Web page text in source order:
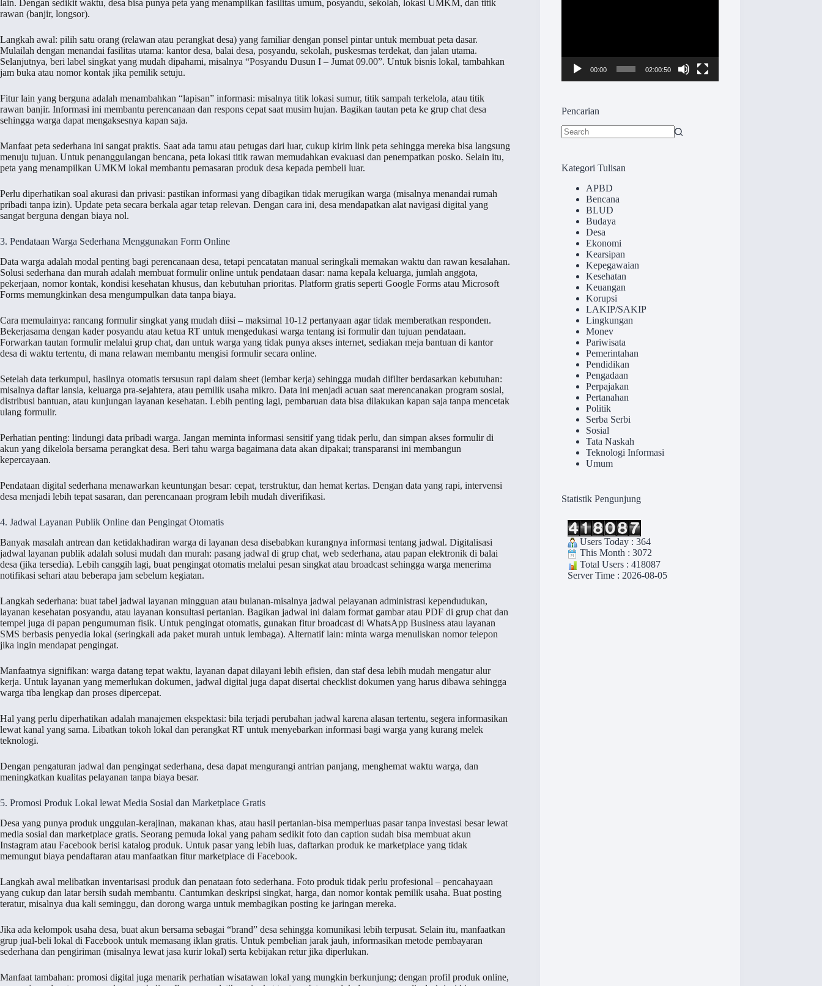
lain. Dengan sedikit waktu, desa bisa punya peta yang menampilkan fasilitas umum, posyandu, sekolah, lokasi UMKM, dan titik
rawan (banjir, longsor).
Langkah awal: pilih satu orang (relawan atau perangkat desa) yang familiar dengan ponsel pintar untuk membuat peta dasar.
Mulailah dengan menandai fasilitas utama: kantor desa, balai desa, posyandu, sekolah, puskesmas terdekat, dan jalan utama.
Selanjutnya, beri label singkat yang mudah dipahami, misalnya “Posyandu Dusun I – Jumat 09.00”. Untuk bisnis lokal, tambahkan
jam buka atau nomor kontak jika pemilik setuju.
Fitur lain yang berguna adalah menambahkan “lapisan” informasi: misalnya titik lokasi sumur, titik sampah terkelola, atau titik
rawan banjir. Informasi ini membantu perencanaan dan respons cepat saat musim hujan. Bagikan tautan peta ke grup chat desa
sehingga warga dapat mengaksesnya kapan saja.
Manfaat peta sederhana ini sangat praktis. Saat ada tamu atau petugas dari luar, cukup kirim link peta sehingga mereka bisa langsung
menuju tujuan. Untuk penanggulangan bencana, peta lokasi titik rawan memudahkan evakuasi dan penempatkan posko. Selain itu,
peta yang menampilkan UMKM lokal membantu pemasaran produk desa kepada pembeli luar.
Perlu diperhatikan soal akurasi dan privasi: pastikan informasi yang dibagikan tidak merugikan warga (misalnya menandai rumah
pribadi tanpa izin). Update peta secara berkala agar tetap relevan. Dengan cara ini, desa mendapatkan alat navigasi digital yang
sangat berguna dengan biaya nol.
3. Pendataan Warga Sederhana Menggunakan Form Online
Data warga adalah modal penting bagi perencanaan desa, tetapi pencatatan manual seringkali memakan waktu dan rawan kesalahan.
Solusi sederhana dan murah adalah membuat formulir online untuk pendataan dasar: nama kepala keluarga, jumlah anggota,
pekerjaan, nomor kontak, kondisi kesehatan khusus, dan kebutuhan prioritas. Platform gratis seperti Google Forms atau Microsoft
Forms memungkinkan desa mengumpulkan data tanpa biaya.
Cara memulainya: rancang formulir singkat yang mudah diisi – maksimal 10-12 pertanyaan agar tidak memberatkan responden.
Bekerjasama dengan kader posyandu atau ketua RT untuk mengedukasi warga tentang isi formulir dan tujuan pendataan.
Forwarkan tautan formulir melalui grup chat, dan untuk warga yang tidak punya akses internet, sediakan meja bantuan di kantor
desa di waktu tertentu, di mana relawan membantu mengisi formulir secara online.
Setelah data terkumpul, hasilnya otomatis tersusun rapi dalam sheet (lembar kerja) sehingga mudah difilter berdasarkan kebutuhan:
misalnya daftar lansia, keluarga pra-sejahtera, atau pemilik usaha mikro. Data ini menjadi acuan saat merencanakan program sosial,
distribusi bantuan, atau kunjungan layanan kesehatan. Lebih penting lagi, pembaruan data bisa dilakukan kapan saja tanpa mencetak
ulang formulir.
Perhatian penting: lindungi data pribadi warga. Jangan meminta informasi sensitif yang tidak perlu, dan simpan akses formulir di
akun yang dikelola bersama perangkat desa. Beri tahu warga bagaimana data akan dipakai; transparansi ini membangun
kepercayaan.
Pendataan digital sederhana menawarkan keuntungan besar: cepat, terstruktur, dan hemat kertas. Dengan data yang rapi, intervensi
desa menjadi lebih tepat sasaran, dan perencanaan program lebih mudah diverifikasi.
4. Jadwal Layanan Publik Online dan Pengingat Otomatis
Banyak masalah antrean dan ketidakhadiran warga di layanan desa disebabkan kurangnya informasi tentang jadwal. Digitalisasi
jadwal layanan publik adalah solusi mudah dan murah: pasang jadwal di grup chat, web sederhana, atau papan elektronik di balai
desa (jika tersedia). Lebih canggih lagi, buat pengingat otomatis melalui pesan singkat atau broadcast sehingga warga menerima
notifikasi sehari atau beberapa jam sebelum kegiatan.
Langkah sederhana: buat tabel jadwal layanan mingguan atau bulanan-misalnya jadwal pelayanan administrasi kependudukan,
layanan kesehatan posyandu, atau layanan konsultasi pertanian. Bagikan jadwal ini dalam format gambar atau PDF di grup chat dan
tempel juga di papan pengumuman fisik. Untuk pengingat otomatis, gunakan fitur broadcast di WhatsApp Business atau layanan
SMS berbasis penyedia lokal (seringkali ada paket murah untuk lembaga). Alternatif lain: minta warga menuliskan nomor telepon
jika ingin mendapat pengingat.
Manfaatnya signifikan: warga datang tepat waktu, layanan dapat dilayani lebih efisien, dan staf desa lebih mudah mengatur alur
kerja. Untuk layanan yang memerlukan dokumen, jadwal digital juga dapat disertai checklist dokumen yang harus dibawa sehingga
warga tiba lengkap dan proses dipercepat.
Hal yang perlu diperhatikan adalah manajemen ekspektasi: bila terjadi perubahan jadwal karena alasan tertentu, segera informasikan
lewat kanal yang sama. Libatkan tokoh lokal dan perangkat RT untuk menyebarkan informasi bagi warga yang kurang melek
teknologi.
Dengan pengaturan jadwal dan pengingat sederhana, desa dapat mengurangi antrian panjang, menghemat waktu warga, dan
meningkatkan kualitas pelayanan tanpa biaya besar.
5. Promosi Produk Lokal lewat Media Sosial dan Marketplace Gratis
Desa yang punya produk unggulan-kerajinan, makanan khas, atau hasil pertanian-bisa memperluas pasar tanpa investasi besar lewat
media sosial dan marketplace gratis. Seorang pemuda lokal yang paham sedikit foto dan caption sudah bisa membuat akun
Instagram atau Facebook berisi katalog produk. Untuk pasar yang lebih luas, daftarkan produk ke marketplace yang tidak
memungut biaya pendaftaran atau manfaatkan fitur marketplace di Facebook.
Langkah awal melibatkan inventarisasi produk dan penataan foto sederhana. Foto produk tidak perlu profesional – pencahayaan
yang cukup dan latar bersih sudah membantu. Cantumkan deskripsi singkat, harga, dan nomor kontak pemilik usaha. Buat posting
teratur, misalnya dua kali seminggu, dan dorong warga untuk membagikan posting ke jaringan mereka.
Jika ada kelompok usaha desa, buat akun bersama sebagai “brand” desa sehingga komunikasi lebih terpusat. Selain itu, manfaatkan
grup jual-beli lokal di Facebook untuk memasang iklan gratis. Untuk pembelian jarak jauh, informasikan metode pembayaran
sederhana dan pengiriman (misalnya lewat jasa kurir lokal) serta kebijakan retur jika diperlukan.
Manfaat tambahan: promosi digital juga menarik perhatian wisatawan lokal yang mungkin berkunjung; dengan profil produk online,
00:00 02:00:50
Pencarian
Kategori Tulisan
APBD
Bencana
BLUD
Budaya
Desa
Ekonomi
Kearsipan
Kepegawaian
Kesehatan
Keuangan
Korupsi
LAKIP/SAKIP
Lingkungan
Monev
Pariwisata
Pemerintahan
Pendidikan
Pengadaan
Perpajakan
Pertanahan
Politik
Serba Serbi
Sosial
Tata Naskah
Teknologi Informasi
Umum
Statistik Pengunjung
Users Today : 364
This Month : 3072
Total Users : 418087
Server Time : 2026-08-05